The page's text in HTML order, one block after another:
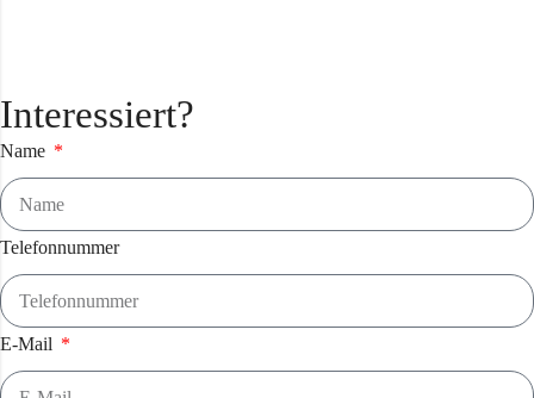
Interessiert?
Name
Telefonnummer
E-Mail